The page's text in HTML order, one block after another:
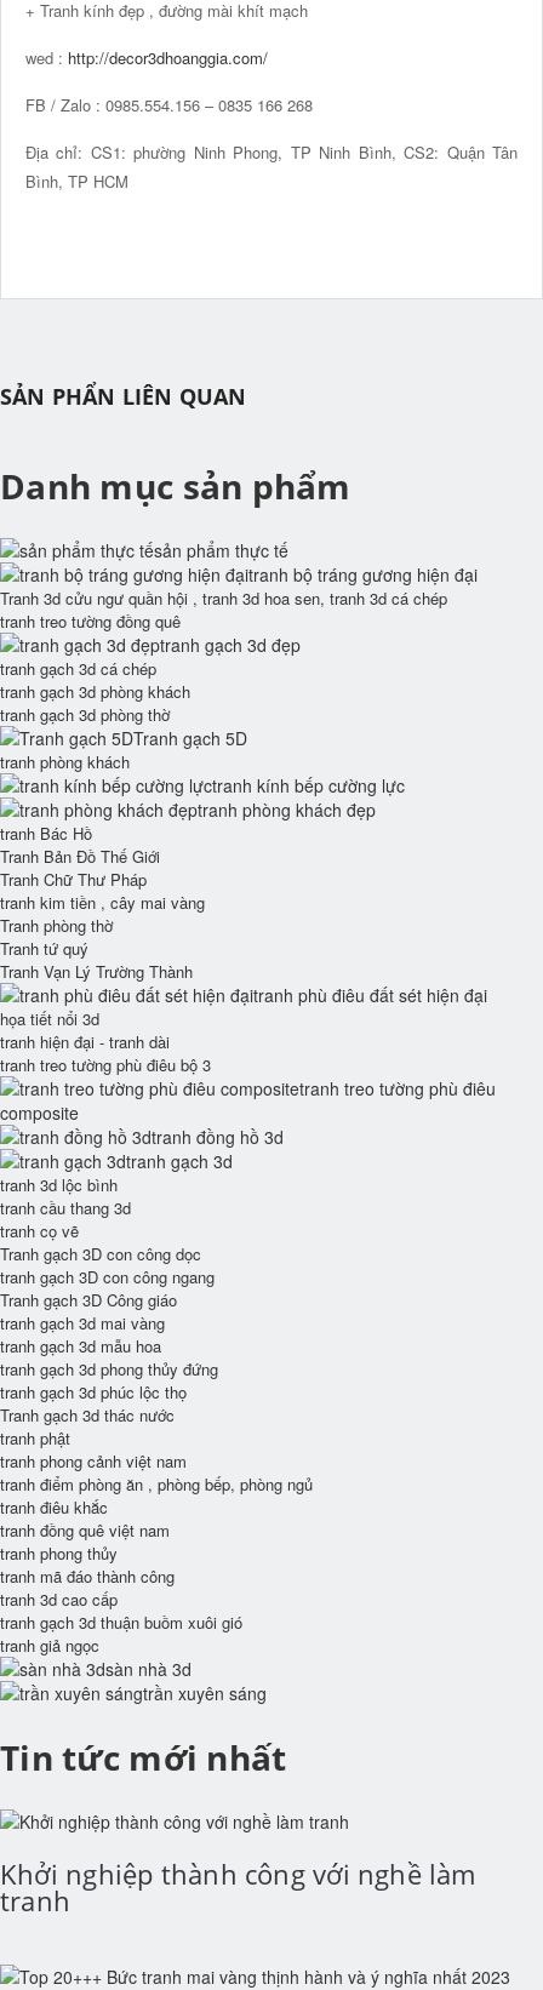
+ Tranh kính đẹp , đường mài khít mạch
wed : http://decor3dhoanggia.com/
FB / Zalo : 0985.554.156 – 0835 166 268
Địa chỉ: CS1: phường Ninh Phong, TP Ninh Bình, CS2: Quận Tân
Bình, TP HCM
SẢN PHẨN LIÊN QUAN
Danh mục sản phẩm
sản phẩm thực tế
tranh bộ tráng gương hiện đại
Tranh 3d cửu ngư quần hội , tranh 3d hoa sen, tranh 3d cá chép
tranh treo tường đồng quê
tranh gạch 3d đẹp
tranh gạch 3d cá chép
tranh gạch 3d phòng khách
tranh gạch 3d phòng thờ
Tranh gạch 5D
tranh phòng khách
tranh kính bếp cường lực
tranh phòng khách đẹp
tranh Bác Hồ
Tranh Bản Đồ Thế Giới
Tranh Chữ Thư Pháp
tranh kim tiền , cây mai vàng
Tranh phòng thờ
Tranh tứ quý
Tranh Vạn Lý Trường Thành
tranh phù điêu đất sét hiện đại
họa tiết nổi 3d
tranh hiện đại - tranh dài
tranh treo tường phù điêu bộ 3
tranh treo tường phù điêu
composite
tranh đồng hồ 3d
tranh gạch 3d
tranh 3d lộc bình
tranh cầu thang 3d
tranh cọ vẽ
Tranh gạch 3D con công dọc
tranh gạch 3D con công ngang
Tranh gạch 3D Công giáo
tranh gạch 3d mai vàng
tranh gạch 3d mẫu hoa
tranh gạch 3d phong thủy đứng
tranh gạch 3d phúc lộc thọ
Tranh gạch 3d thác nước
tranh phật
tranh phong cảnh việt nam
tranh điểm phòng ăn , phòng bếp, phòng ngủ
tranh điêu khắc
tranh đồng quê việt nam
tranh phong thủy
tranh mã đáo thành công
tranh 3d cao cấp
tranh gạch 3d thuận buồm xuôi gió
tranh giả ngọc
sàn nhà 3d
trần xuyên sáng
Tin tức mới nhất
Khởi nghiệp thành công với nghề làm
tranh